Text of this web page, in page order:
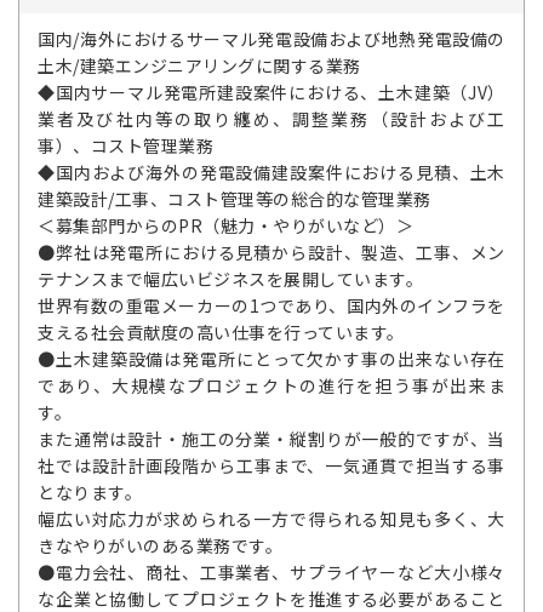
国内/海外におけるサーマル発電設備および地熱発電設備の
土木/建築エンジニアリングに関する業務
◆国内サーマル発電所建設案件における、土木建築（JV）
業者及び社内等の取り纏め、調整業務（設計および工
事）、コスト管理業務
◆国内および海外の発電設備建設案件における見積、土木
建築設計/工事、コスト管理等の総合的な管理業務
＜募集部門からのPR（魅力・やりがいなど）＞
●弊社は発電所における見積から設計、製造、工事、メン
テナンスまで幅広いビジネスを展開しています。
世界有数の重電メーカーの1つであり、国内外のインフラを
支える社会貢献度の高い仕事を行っています。
●土木建築設備は発電所にとって欠かす事の出来ない存在
であり、大規模なプロジェクトの進行を担う事が出来ま
す。
また通常は設計・施工の分業・縦割りが一般的ですが、当
社では設計計画段階から工事まで、一気通貫で担当する事
となります。
幅広い対応力が求められる一方で得られる知見も多く、大
きなやりがいのある業務です。
●電力会社、商社、工事業者、サプライヤーなど大小様々
な企業と協働してプロジェクトを推進する必要があること